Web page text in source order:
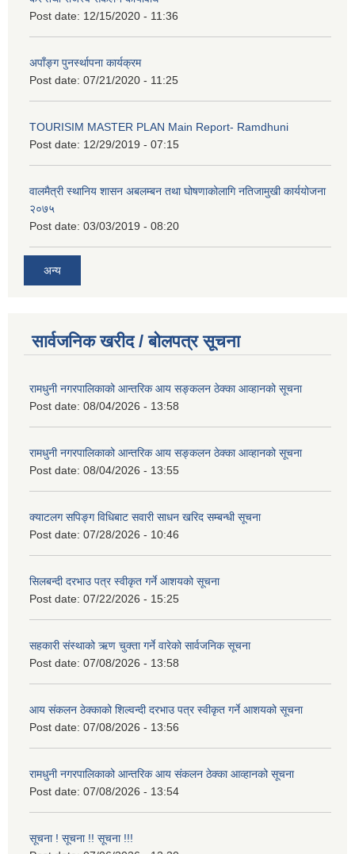
Post date: 12/15/2020 - 11:36
अपाँङ्ग पुनर्स्थापना कार्यक्रम
Post date: 07/21/2020 - 11:25
TOURISIM MASTER PLAN Main Report- Ramdhuni
Post date: 12/29/2019 - 07:15
वालमैत्री स्थानिय शासन अबलम्बन तथा घोषणाकोलागि नतिजामुखी कार्ययोजना
२०७५
Post date: 03/03/2019 - 08:20
अन्य
सार्वजनिक खरीद / बोलपत्र सूचना
रामधुनी नगरपालिकाको आन्तरिक आय सङ्कलन ठेक्का आव्हानको सूचना
Post date: 08/04/2026 - 13:58
रामधुनी नगरपालिकाको आन्तरिक आय सङ्कलन ठेक्का आव्हानको सूचना
Post date: 08/04/2026 - 13:55
क्याटलग सपिङ्ग विधिबाट सवारी साधन खरिद सम्बन्धी सूचना
Post date: 07/28/2026 - 10:46
सिलबन्दी दरभाउ पत्र स्वीकृत गर्ने आशयको सूचना
Post date: 07/22/2026 - 15:25
सहकारी संस्थाको ऋण चुक्ता गर्ने वारेको सार्वजनिक सूचना
Post date: 07/08/2026 - 13:58
आय संकलन ठेक्काको शिल्वन्दी दरभाउ पत्र स्वीकृत गर्ने आशयको सूचना
Post date: 07/08/2026 - 13:56
रामधुनी नगरपालिकाको आन्तरिक आय संकलन ठेक्का आव्हानको सूचना
Post date: 07/08/2026 - 13:54
सूचना ! सूचना !! सूचना !!!